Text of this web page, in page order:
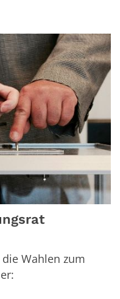
Wahlen zum